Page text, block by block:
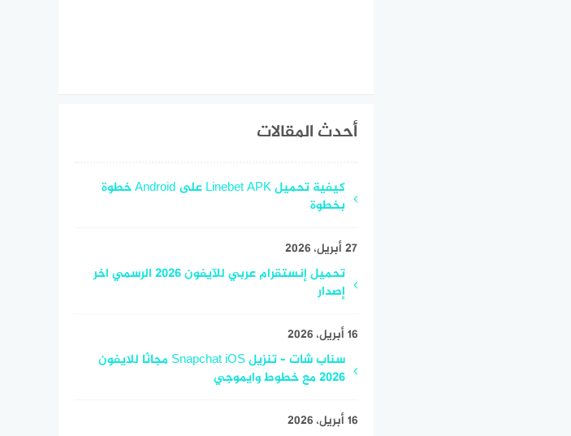
أحدث المقالات
كيفية تحميل Linebet APK على Android خطوة
بخطوة
27 أبريل، 2026
تحميل إنستقرام عربي للآيفون 2026 الرسمي اخر
إصدار
16 أبريل، 2026
سناب شات – تنزيل Snapchat iOS مجانًا للايفون
2026 مع خطوط وايموجي
16 أبريل، 2026